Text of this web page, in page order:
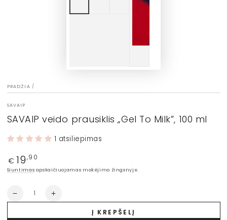
PRADŽIA /
SAVAIP
SAVAIP veido prausiklis „Gel To Milk”, 100 ml
1 atsiliepimas
Įprasta
kaina
€ 19 ,90
Siuntimas apskaičiuojamas mokėjimo žingsnyje.
Kiekis
Sumažinti
veido
Padidinti
veido
Į KREPŠELĮ